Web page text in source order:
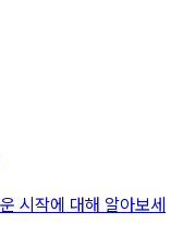
시작에 대해 알아보세